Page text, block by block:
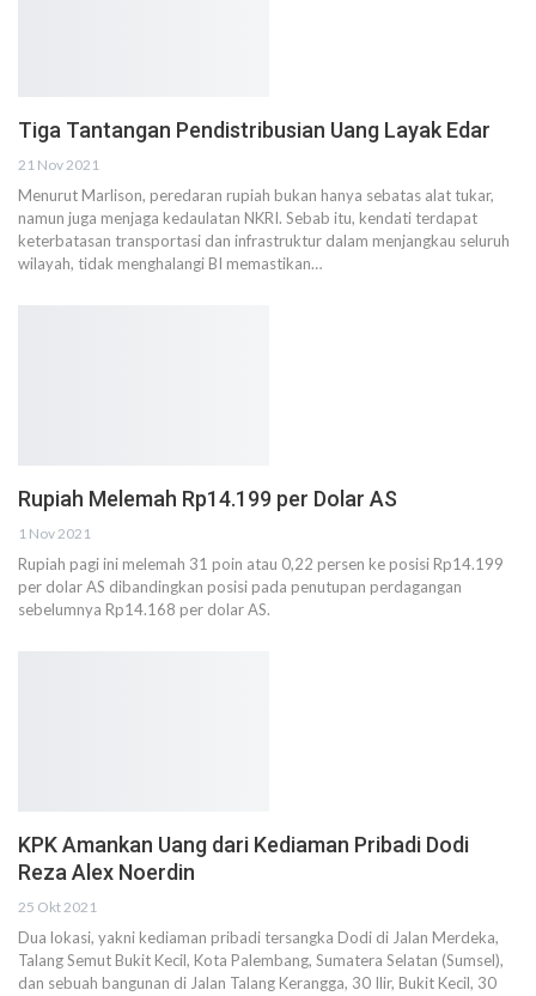
Tiga Tantangan Pendistribusian Uang Layak Edar
21 Nov 2021
Menurut Marlison, peredaran rupiah bukan hanya sebatas alat tukar,
namun juga menjaga kedaulatan NKRI. Sebab itu, kendati terdapat
keterbatasan transportasi dan infrastruktur dalam menjangkau seluruh
wilayah, tidak menghalangi BI memastikan…
Rupiah Melemah Rp14.199 per Dolar AS
1 Nov 2021
Rupiah pagi ini melemah 31 poin atau 0,22 persen ke posisi Rp14.199
per dolar AS dibandingkan posisi pada penutupan perdagangan
sebelumnya Rp14.168 per dolar AS.
KPK Amankan Uang dari Kediaman Pribadi Dodi
Reza Alex Noerdin
25 Okt 2021
Dua lokasi, yakni kediaman pribadi tersangka Dodi di Jalan Merdeka,
Talang Semut Bukit Kecil, Kota Palembang, Sumatera Selatan (Sumsel),
dan sebuah bangunan di Jalan Talang Kerangga, 30 Ilir, Bukit Kecil, 30